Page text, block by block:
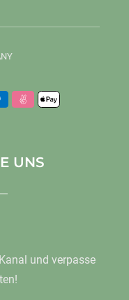
UNS
und verpasse